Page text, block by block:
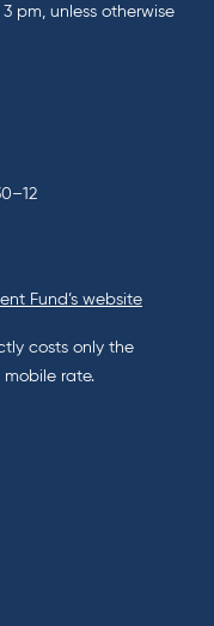
pm, unless otherwise
Fund’s website
costs only the
rate.